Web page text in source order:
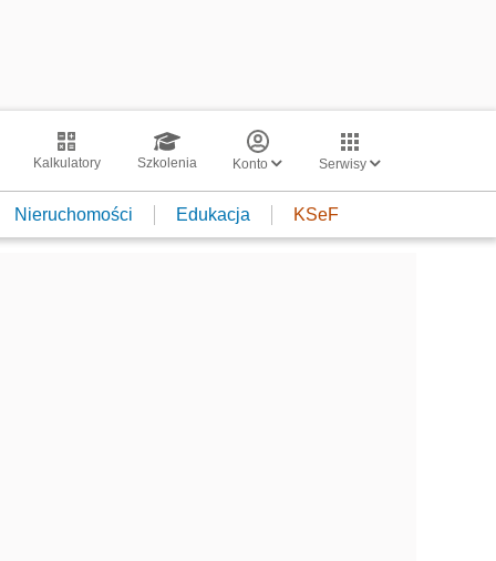
Kalkulatory Szkolenia Konto Serwisy
Nieruchomości Edukacja KSeF